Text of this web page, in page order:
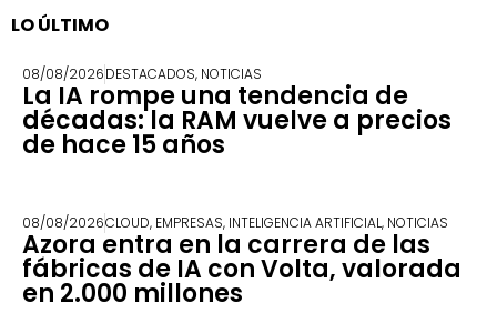
LO ÚLTIMO
08/08/2026DESTACADOS, NOTICIAS
La IA rompe una tendencia de
décadas: la RAM vuelve a precios
de hace 15 años
08/08/2026CLOUD, EMPRESAS, INTELIGENCIA ARTIFICIAL, NOTICIAS
Azora entra en la carrera de las
fábricas de IA con Volta, valorada
en 2.000 millones